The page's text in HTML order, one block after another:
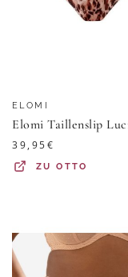
ELOMI
39,95€
ZUOTTO